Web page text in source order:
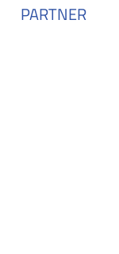
PARTNER